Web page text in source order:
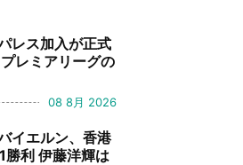
レス加入が正式
レミアリーグの
08 8月 2026
イエルン、香港
利 伊藤洋輝は